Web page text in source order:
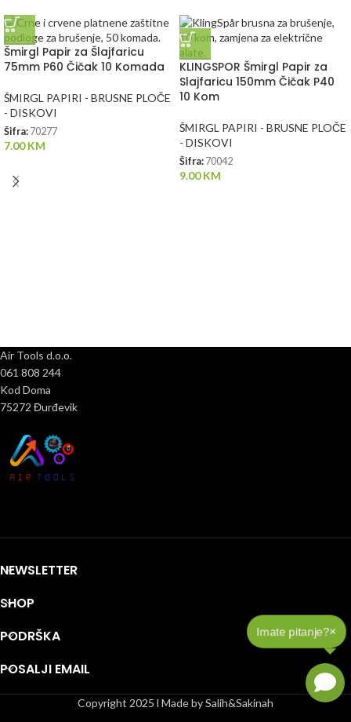
Šmirgl Papir za Šlajfaricu
75mm P60 Čičak 10 Komada
ŠMIRGL PAPIRI - BRUSNE PLOČE
- DISKOVI
Šifra: 70277
7.00KM
KLINGSPOR Šmirgl Papir za
Slajfaricu 150mm Čičak P40
10 Kom
ŠMIRGL PAPIRI - BRUSNE PLOČE
- DISKOVI
Šifra: 70042
9.00KM
Air Tools d.o.o.
061 808 244
Kod Doma
75272 Đurđevik
NEWSLETTER
SHOP
PODRŠKA
POSALJI EMAIL
Copyright 2025 l Made by Salih&Sakinah
Imate pitanje?×